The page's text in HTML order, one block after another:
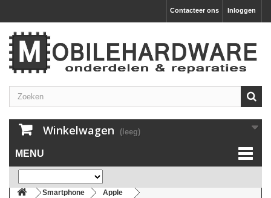
Inloggen
Contacteer ons
Winkelwagen (leeg)
MENU
Smartphone
Apple